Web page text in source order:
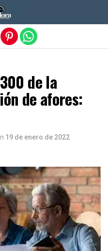
de la
de afores:
19 de enero de 2022
móvil